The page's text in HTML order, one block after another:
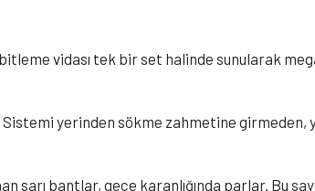
vidası tek bir set halinde sunularak
yerinden sökme zahmetine girmeden,
sarı bantlar, gece karanlığında parlar. Bu